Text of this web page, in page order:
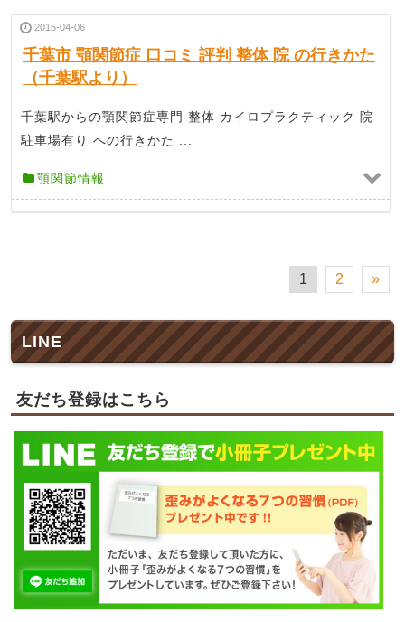
2015-04-06
千葉市 顎関節症 口コミ 評判 整体 院 の行きかた
（千葉駅より）
千葉駅からの顎関節症専門 整体 カイロプラクティック 院
駐車場有り への行きかた ...
顎関節情報
1 2 »
LINE
友だち登録はこちら